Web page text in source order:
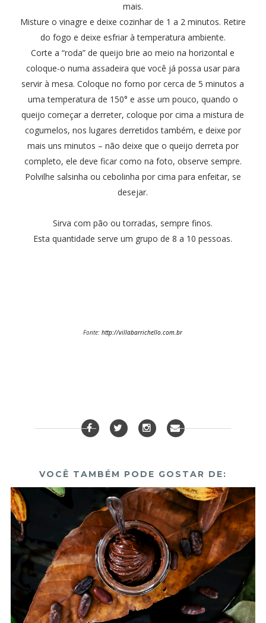
mais.
Misture o vinagre e deixe cozinhar de 1 a 2 minutos. Retire
do fogo e deixe esfriar à temperatura ambiente.
Corte a “roda” de queijo brie ao meio na horizontal e
coloque-o numa assadeira que você já possa usar para
servir à mesa. Coloque no forno por cerca de 5 minutos a
uma temperatura de 150° e asse um pouco, quando o
queijo começar a derreter, coloque por cima a mistura de
cogumelos, nos lugares derretidos também, e deixe por
mais uns minutos – não deixe que o queijo derreta por
completo, ele deve ficar como na foto, observe sempre.
Polvilhe salsinha ou cebolinha por cima para enfeitar, se
desejar.
Sirva com pão ou torradas, sempre finos.
Esta quantidade serve um grupo de 8 a 10 pessoas.
Fonte:http://villabarrichello.com.br
VOCÊ TAMBÉM PODE GOSTAR DE: